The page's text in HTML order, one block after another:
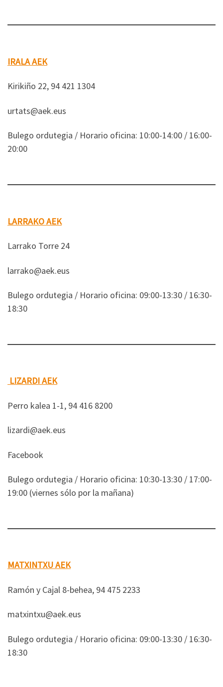
IRALA AEK
Kirikiño 22, 94 421 1304
urtats@aek.eus
Bulego ordutegia / Horario oficina: 10:00-14:00 / 16:00-
20:00
LARRAKO AEK
Larrako Torre 24
larrako@aek.eus
Bulego ordutegia / Horario oficina: 09:00-13:30 / 16:30-
18:30
LIZARDI AEK
Perro kalea 1-1, 94 416 8200
lizardi@aek.eus
Facebook
Bulego ordutegia / Horario oficina: 10:30-13:30 / 17:00-
19:00 (viernes sólo por la mañana)
MATXINTXU AEK
Ramón y Cajal 8-behea, 94 475 2233
matxintxu@aek.eus
Bulego ordutegia / Horario oficina: 09:00-13:30 / 16:30-
18:30